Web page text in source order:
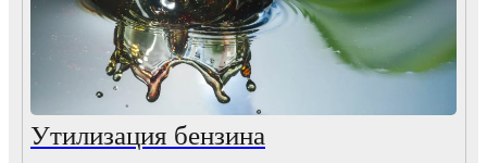
Утилизация бензина